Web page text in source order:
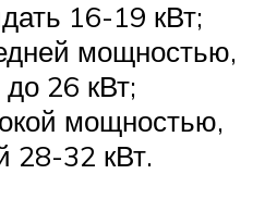
16-19 кВт;
мощностью,
26 кВт;
мощностью,
28-32 кВт.